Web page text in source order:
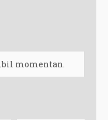
momentan.